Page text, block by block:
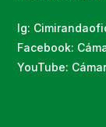
Ig:
Facebook:
YouTube: